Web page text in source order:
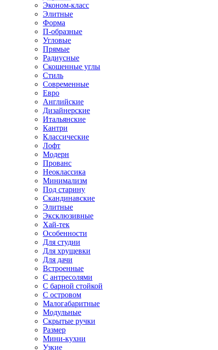
Эконом-класс
Элитные
Форма
П-образные
Угловые
Прямые
Радиусные
Скошенные углы
Стиль
Современные
Евро
Английские
Дизайнерские
Итальянские
Кантри
Классические
Лофт
Модерн
Прованс
Неоклассика
Минимализм
Под старину
Скандинавские
Элитные
Эксклюзивные
Хай-тек
Особенности
Для студии
Для хрущевки
Для дачи
Встроенные
С антресолями
С барной стойкой
С островом
Малогабаритные
Модульные
Скрытые ручки
Размер
Мини-кухни
Узкие